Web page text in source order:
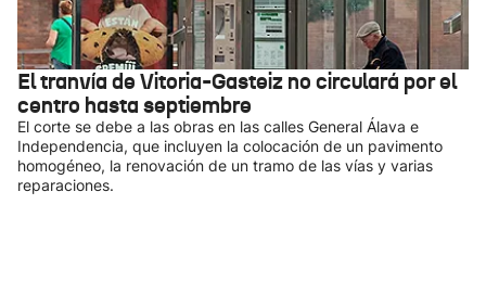
El tranvía de Vitoria-Gasteiz no circulará por el
centro hasta septiembre
El corte se debe a las obras en las calles General Álava e
Independencia, que incluyen la colocación de un pavimento
homogéneo, la renovación de un tramo de las vías y varias
reparaciones.